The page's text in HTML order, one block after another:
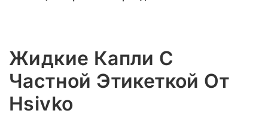
Жидкие Капли С
Частной Этикеткой От
Hsivko